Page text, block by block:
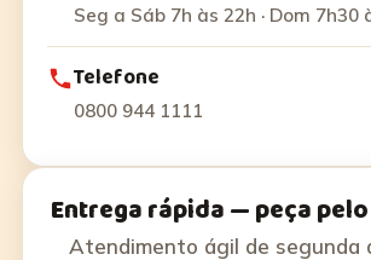
Seg a Sáb 7h às 22h · Dom 7h30
Telefone
0800 944 1111
Entrega rápida — peça
Atendimento ágil de segunda